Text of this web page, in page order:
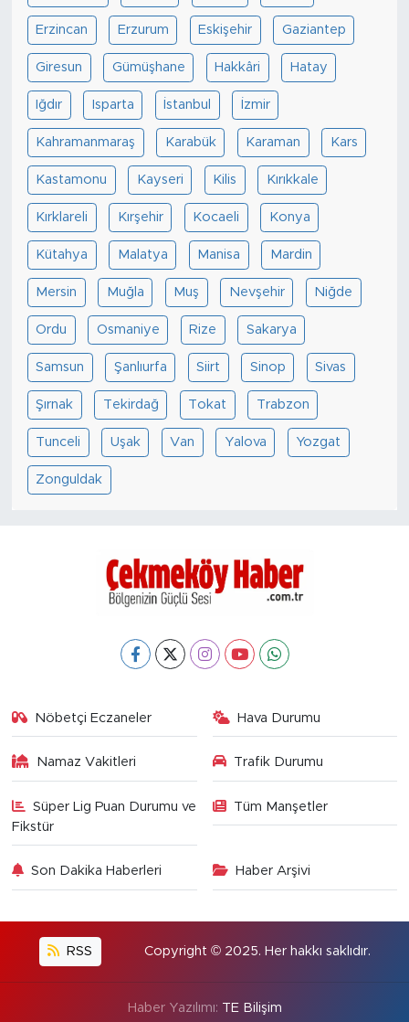
Erzincan Erzurum Eskişehir Gaziantep
Giresun Gümüşhane Hakkâri Hatay
Iğdır Isparta İstanbul İzmir
Kahramanmaraş Karabük Karaman Kars
Kastamonu Kayseri Kilis Kırıkkale
Kırklareli Kırşehir Kocaeli Konya
Kütahya Malatya Manisa Mardin
Mersin Muğla Muş Nevşehir Niğde
Ordu Osmaniye Rize Sakarya
Samsun Şanlıurfa Siirt Sinop Sivas
Şırnak Tekirdağ Tokat Trabzon
Tunceli Uşak Van Yalova Yozgat
Zonguldak
Nöbetçi Eczaneler Hava Durumu
Namaz Vakitleri Trafik Durumu
Süper Lig Puan Durumu ve
Fikstür
Tüm Manşetler
Son Dakika Haberleri Haber Arşivi
RSS Copyright © 2025. Her hakkı saklıdır.
Haber Yazılımı: TE Bilişim